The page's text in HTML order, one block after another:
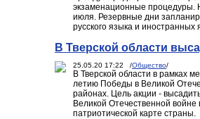
экзаменационные процедуры.
июля. Резервные дни
русского языка и
В Тверской области
25.05.20 17:22 /Общество/
В Тверской области в рамках
летию Победы в Великой
районах. Цель акции -
Великой Отечественной
патриотической карте страны.